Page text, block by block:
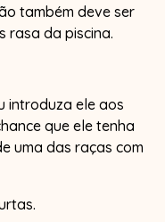
também deve ser
rasa da piscina.
introduza ele aos
que ele tenha
uma das raças com